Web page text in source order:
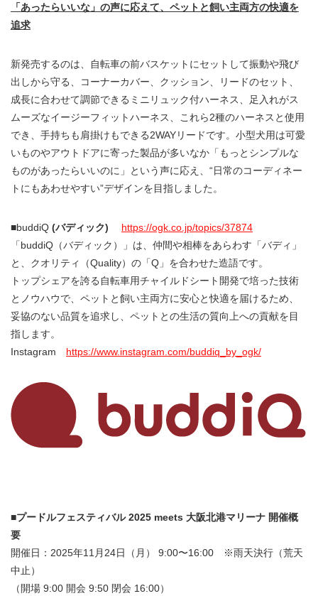
「あったらいいな」の声に応えて、ペットと飼い主両方の快適を
追求
新発売するのは、自転車の前バスケットにセットして振動や飛び
出しから守る、コーナーカバー、クッション、リードのセット、
成長に合わせて調節できるミニリュック付ハーネス、足入れがス
ムーズなイージーフィットハーネス、これら2種のハーネスと使用
でき、手持ちも肩掛けもできる2WAYリードです。小型犬用は可愛
いものやアウトドアに寄った製品が多いなか「もっとシンプルな
ものがあったらいいのに」という声に応え、“日常のコーディネー
トにもあわせやすい”デザインを目指しました。
■buddiQ (バディック)
https://ogk.co.jp/topics/37874
「buddiQ（バディック）」は、仲間や相棒をあらわす「バディ」
と、クオリティ（Quality）の「Q」を合わせた造語です。
トップシェアを誇る自転車用チャイルドシート開発で培った技術
とノウハウで、ペットと飼い主両方に安心と快適を届けるため、
妥協のない品質を追求し、ペットとの生活の質向上への貢献を目
指します。
Instagram https://www.instagram.com/buddiq_by_ogk/
■プードルフェスティバル 2025 meets 大阪北港マリーナ 開催概
要
開催日：2025年11月24日（月） 9:00〜16:00 ※雨天決行（荒天
中止）
（開場 9:00 開会 9:50 閉会 16:00）